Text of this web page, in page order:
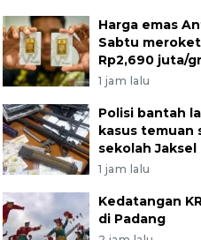
Harga emas
Sabtu
Rp2,690 juta/gr
1 jam lalu
Polisi bantah
kasus temuan
sekolah Jaksel
1 jam lalu
Kedatangan
di Padang